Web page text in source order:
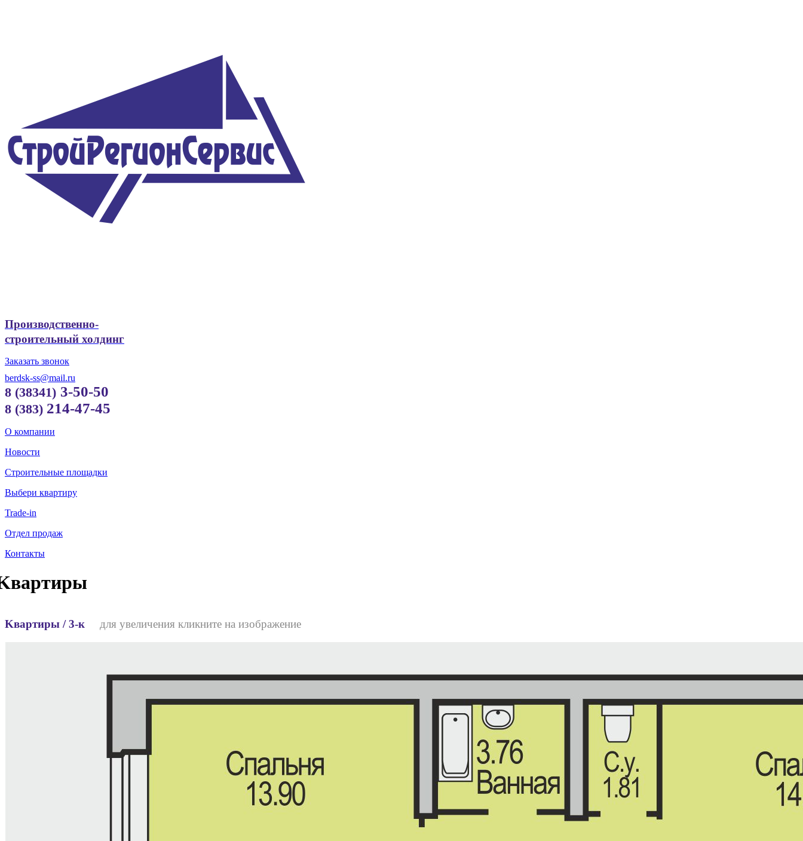
Производственно-
строительный холдинг
Заказать звонок
berdsk-ss@mail.ru
8 (38341) 3-50-50
8 (383) 214-47-45
О компании
Новости
Строительные площадки
Выбери квартиру
Trade-in
Отдел продаж
Контакты
Kвартиры / 3-к для увеличения кликните на изображение